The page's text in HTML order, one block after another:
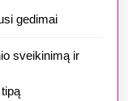
gedimai
sveikinimą ir